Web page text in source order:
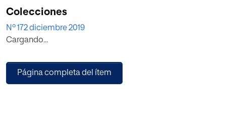
Colecciones
Nº 172 diciembre 2019
Cargando...
Página completa del ítem